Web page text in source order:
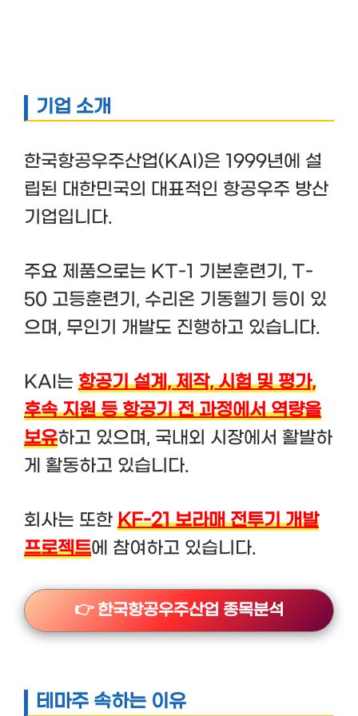
기업 소개
한국항공우주산업(KAI)은 1999년에 설
립된 대한민국의 대표적인 항공우주 방산
기업입니다.
주요 제품으로는 KT-1 기본훈련기, T-
50 고등훈련기, 수리온 기동헬기 등이 있
으며, 무인기 개발도 진행하고 있습니다.
KAI는 항공기 설계, 제작, 시험 및 평가,
후속 지원 등 항공기 전 과정에서 역량을
보유하고 있으며, 국내외 시장에서 활발하
게 활동하고 있습니다.
회사는 또한 KF-21 보라매 전투기 개발
프로젝트에 참여하고 있습니다.
👉 한국항공우주산업 종목분석
테마주 속하는 이유